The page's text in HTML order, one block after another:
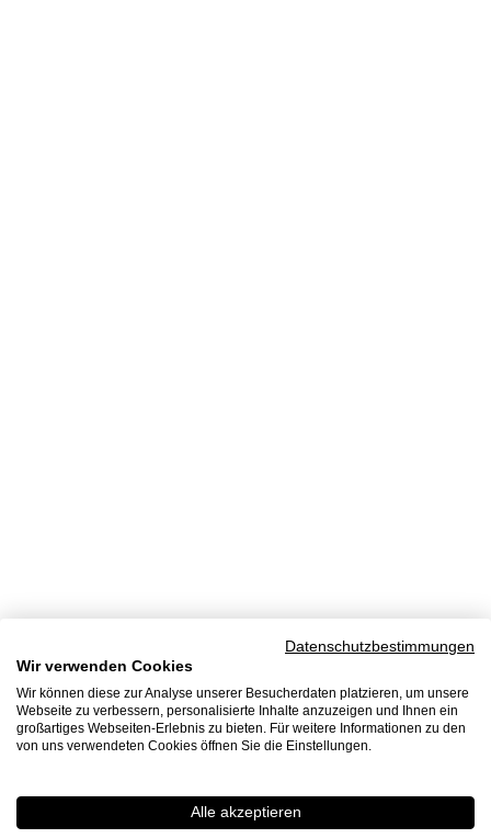
Datenschutzbestimmungen
Wir verwenden Cookies
Wir können diese zur Analyse unserer Besucherdaten platzieren, um unsere
Webseite zu verbessern, personalisierte Inhalte anzuzeigen und Ihnen ein
großartiges Webseiten-Erlebnis zu bieten. Für weitere Informationen zu den
von uns verwendeten Cookies öffnen Sie die Einstellungen.
Alle akzeptieren